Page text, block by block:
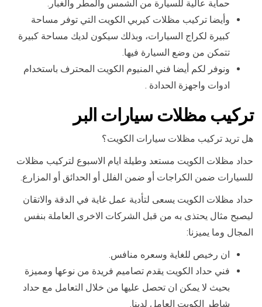
حماية عالية للسيارة من الشمس والمطر والغبار.
وأيضا تركيب مظلات كيربي الكويت التي توفر مساحة
كبيرة لكراج السيارات، وبذلك سيكون لديك مساحة كبيرة
تتمكن من وضع السيارة فيها.
ونوفر لكم أيضا فني المنيوم الكويت المحترف باستخدام
ادوات واجهزة الحدادة .
تركيب مظلات سيارات البر
هل تريد تركيب مظلات سيارات الكويت؟
حداد مظلات الكويت مستعد وطيلة ايام الاسبوع لتركيب مظلات
للسيارات ضمن الكراجات أو ضمن الفلل أو الحدائق أو المزارع.
حداد مظلات الكويت يسعى لتأدية عمل غاية في الدقة والاتقان
ليصبح مثال يحتذى به من قبل الشركات الاخرى العاملة بنفس
المجال وما يميزنا:
ان رخيص للغاية وسعره منافس.
فني حداد الكويت يقدم تصاميم فريدة من نوعها ومميزة
بحيث لا يمكن ان تحصل عليها من خلال التعامل مع حداد
شاطر الكويت العامل لدينا.